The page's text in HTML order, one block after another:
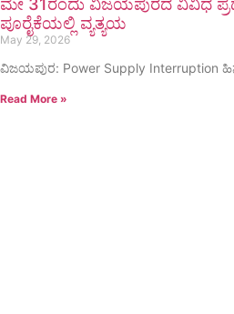
ಮೇ 31ರಂದು ವಿಜಯಪುರದ ವಿವಿಧ
ಪೂರೈಕೆಯಲ್ಲಿ ವ್ಯತ್ಯಯ
May 29, 2026
ವಿಜಯಪುರ: Power Supply Interruption
Read More »